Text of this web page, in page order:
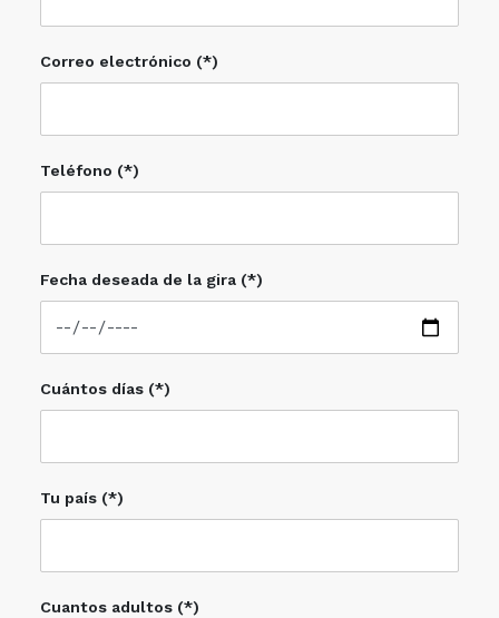
Correo electrónico (*)
Teléfono (*)
Fecha deseada de la gira (*)
Cuántos días (*)
Tu país (*)
Cuantos adultos (*)